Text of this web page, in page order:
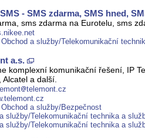
- SMS zdarma, SMS hned,
sms zdarma na Eurotelu, sms
Obchod a služby/Telekomunikační
a.s.
komplexní komunikační řešení, IP
Alcatel a další.
telemont.cz
Obchod a služby/Bezpečnost
služby/Telekomunikační technika a
služby/Telekomunikační technika a